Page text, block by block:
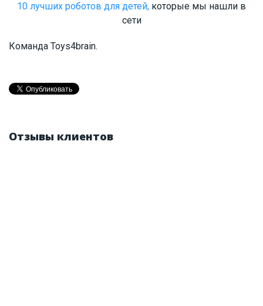
10 лучших роботов для детей, которые мы нашли в
сети
Команда Toys4brain.
Отзывы клиентов